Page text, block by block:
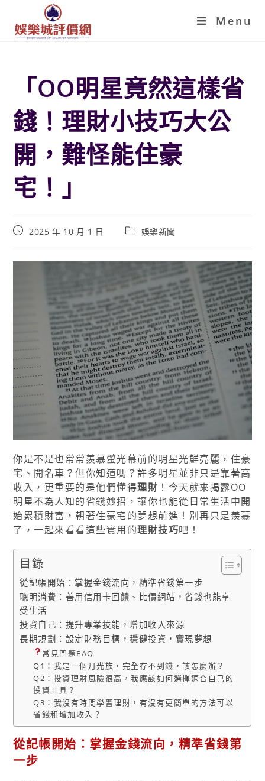
Menu
「OO明星竟然這樣省
錢！理財小技巧大公
開，難怪能住豪
宅！」
2025 年 10 月 1 日 娛樂新聞
你是不是也常常羨慕螢光幕前的明星光鮮亮麗，住豪
宅、開名車？但你知道嗎？許多明星並非只是靠著高
收入，更重要的是他們懂得理財 ！今天就來揭露OO
明星不為人知的省錢妙招，讓你也能從日常生活中開
始累積財富，朝著住豪宅的夢想前進！別再只是羨慕
了，一起來看看這些實用的理財技巧吧！
目錄
從記帳開始：掌握金錢流向，精準省錢第一步
聰明消費：善用信用卡回饋、比價網站，省錢也能享
受生活
投資自己：提升專業技能，增加收入來源
長期規劃：設定財務目標，穩健投資，實現夢想
常見問題FAQ
Q1：我是一個月光族，完全存不到錢，該怎麼辦？
Q2：投資理財風險很高，我應該如何選擇適合自己的
投資工具？
Q3：我沒有時間學習理財，有沒有更簡單的方法可以
省錢和增加收入？
從記帳開始：掌握金錢流向，精準省錢第
一步